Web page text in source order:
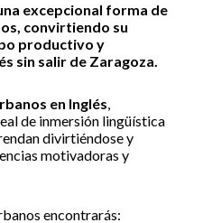
excepcional forma de
convirtiendo su
productivo y
sin salir de Zaragoza.
en Inglés,
de inmersión lingüística
divirtiéndose y
motivadoras y
encontrarás: